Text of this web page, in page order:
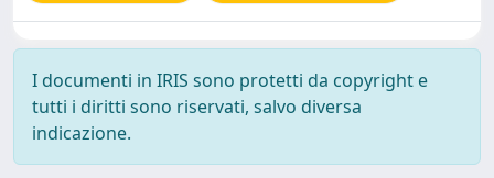
I documenti in IRIS sono protetti da copyright e
tutti i diritti sono riservati, salvo diversa
indicazione.